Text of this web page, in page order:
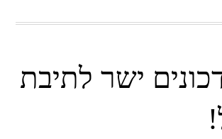
ישר לתיבת